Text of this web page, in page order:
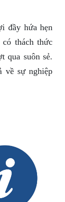
đầy hứa hẹn
thách thức
qua suôn sẻ.
về sự nghiệp